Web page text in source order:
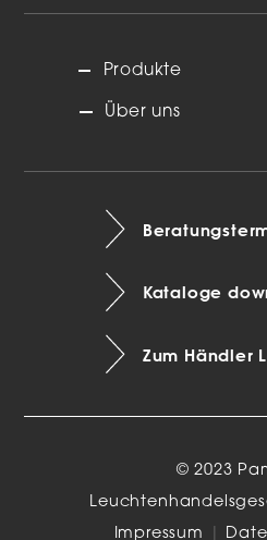
Produkte
Über uns
Kataloge
Zum Händler
© 2023
Impressum